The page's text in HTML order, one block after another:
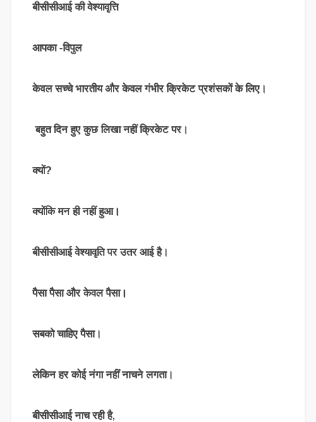
बीसीसीआई की वेश्यावृत्ति
आपका -विपुल
केवल सच्चे भारतीय और केवल गंभीर क्रिकेट प्रशंसकों के लिए।
बहुत दिन हुए कुछ लिखा नहीं क्रिकेट पर।
क्यों?
क्योंकि मन ही नहीं हुआ।
बीसीसीआई वेश्यावृति पर उतर आई है।
पैसा पैसा और केवल पैसा।
सबको चाहिए पैसा।
लेकिन हर कोई नंगा नहीं नाचने लगता।
बीसीसीआई नाच रही है,